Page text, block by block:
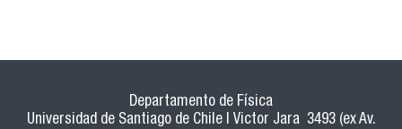
Departamento de Física
Universidad de Santiago de Chile | Victor Jara 3493 (ex Av.